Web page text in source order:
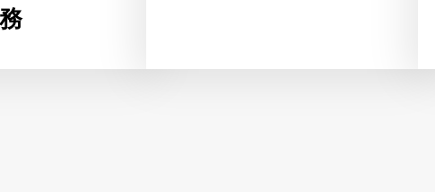
務